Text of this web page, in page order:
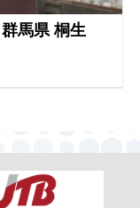
馬県 桐生